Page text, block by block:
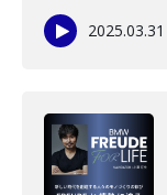
2025.03.31